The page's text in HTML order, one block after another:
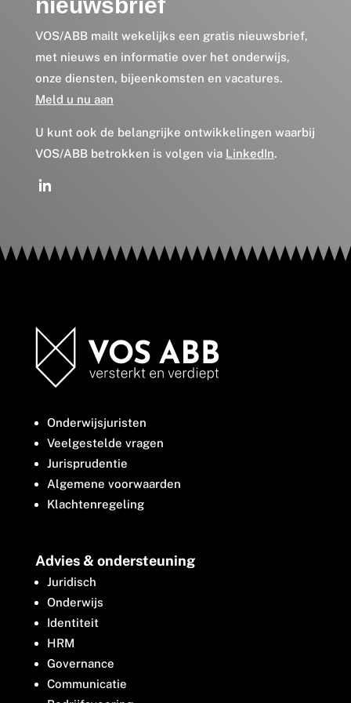
VOS/ABB mailt wekelijks een gratis nieuwsbrief,
met nieuws en informatie over het onderwijs,
onze diensten, bijeenkomsten en vacatures.
Meld u nu aan
U kunt ook de belangrijke ontwikkelingen waarbij
VOS/ABB betrokken is volgen via LinkedIn.
Onderwijsjuristen
Veelgestelde vragen
Jurisprudentie
Algemene voorwaarden
Klachtenregeling
Advies & ondersteuning
Juridisch
Onderwijs
Identiteit
HRM
Governance
Communicatie